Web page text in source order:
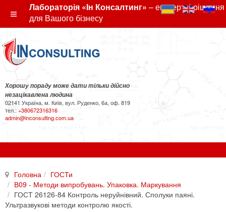
Лабораторія «Ін Консалтинг» – експертні рішення
для Вашого бізнесу
Хорошу пораду може дати тільки дійсно
незацікавлена людина
02141 Україна, м. Київ, вул. Руденко, 6а, оф. 819
тел.: +380672316316
admin@inconsulting.com.ua
Головна
ГОСТи
В09 - Методи випробувань. Упаковка. Маркування
ГОСТ 26126-84 Контроль неруйнівний. Сполуки паяні.
Ультразвукові методи контролю якості.